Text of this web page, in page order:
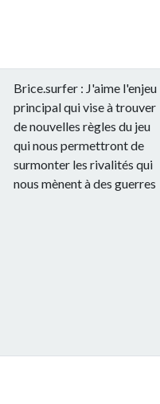
Brice.surfer : J'aime l'enjeu
principal qui vise à trouver
de nouvelles règles du jeu
qui nous permettront de
surmonter les rivalités qui
nous mènent à des guerres